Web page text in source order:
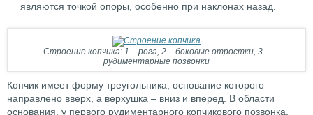
являются точкой опоры, особенно при наклонах назад.
Строение копчика: 1 – рога, 2 – боковые отростки, 3 –
рудиментарные позвонки
Копчик имеет форму треугольника, основание которого
направлено вверх, а верхушка – вниз и вперед. В области
основания, у первого рудиментарного копчикового позвонка,